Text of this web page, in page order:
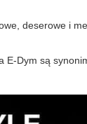
deserowe i
Dym są